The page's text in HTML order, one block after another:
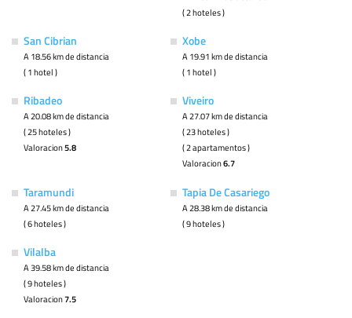
( 2 hoteles )
San Cibrian
A 18.56 km de distancia
( 1 hotel )
Xobe
A 19.91 km de distancia
( 1 hotel )
Ribadeo
A 20.08 km de distancia
( 25 hoteles )
Valoracion5.8
Viveiro
A 27.07 km de distancia
( 23 hoteles )
( 2 apartamentos )
Valoracion6.7
Taramundi
A 27.45 km de distancia
( 6 hoteles )
Tapia De Casariego
A 28.38 km de distancia
( 9 hoteles )
Vilalba
A 39.58 km de distancia
( 9 hoteles )
Valoracion7.5